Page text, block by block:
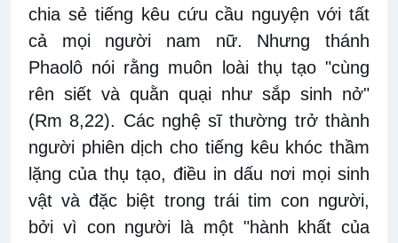
chia sẻ tiếng kêu cứu cầu nguyện với tất
cả mọi người nam nữ. Nhưng thánh
Phaolô nói rằng muôn loài thụ tạo "cùng
rên siết và quằn quại như sắp sinh nở"
(Rm 8,22). Các nghệ sĩ thường trở thành
người phiên dịch cho tiếng kêu khóc thầm
lặng của thụ tạo, điều in dấu nơi mọi sinh
vật và đặc biệt trong trái tim con người,
bởi vì con người là một "hành khất của